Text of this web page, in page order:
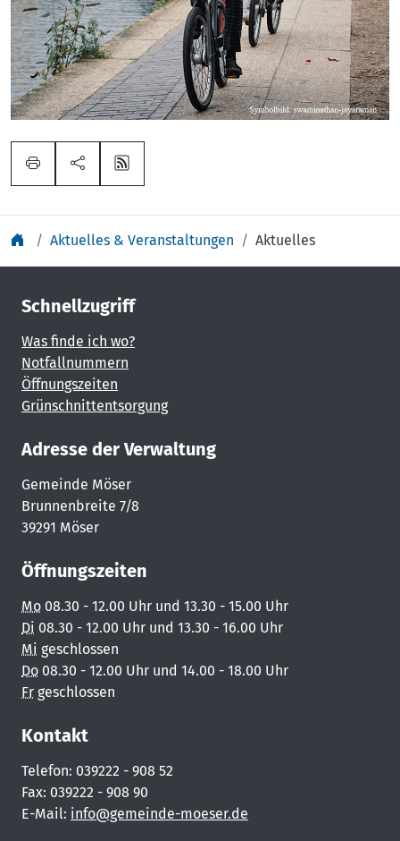
Aktuelles & Veranstaltungen Aktuelles
Schnellzugriff
Was finde ich wo?
Notfallnummern
Öffnungszeiten
Grünschnittentsorgung
Adresse der Verwaltung
Gemeinde Möser
Brunnenbreite 7/8
39291 Möser
Öffnungszeiten
Mo 08.30 - 12.00 Uhr und 13.30 - 15.00 Uhr
Di 08.30 - 12.00 Uhr und 13.30 - 16.00 Uhr
Mi geschlossen
Do 08.30 - 12.00 Uhr und 14.00 - 18.00 Uhr
Fr geschlossen
Kontakt
Telefon: 039222 - 908 52
Fax: 039222 - 908 90
E-Mail: info@gemeinde-moeser.de